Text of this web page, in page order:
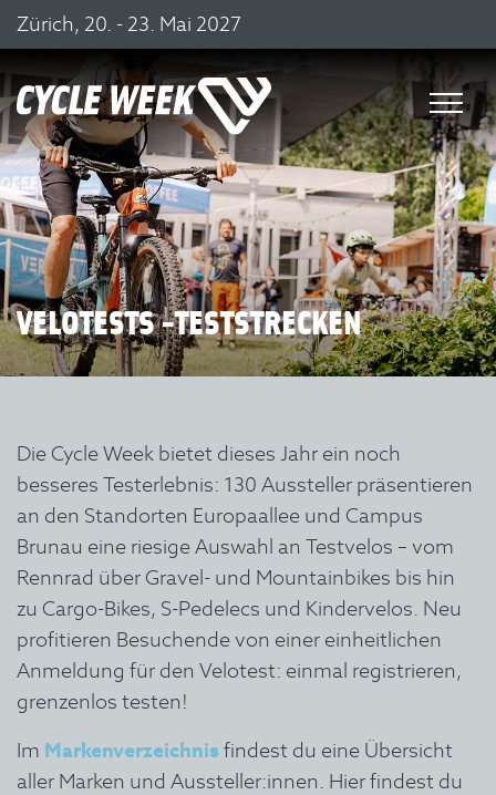
Zürich, 20. - 23. Mai 2027
VELOTESTS -TESTSTRECKEN
Die Cycle Week bietet dieses Jahr ein noch
besseres Testerlebnis: 130 Aussteller präsentieren
an den Standorten Europaallee und Campus
Brunau eine riesige Auswahl an Testvelos – vom
Rennrad über Gravel- und Mountainbikes bis hin
zu Cargo-Bikes, S-Pedelecs und Kindervelos. Neu
profitieren Besuchende von einer einheitlichen
Anmeldung für den Velotest: einmal registrieren,
grenzenlos testen!
Im Markenverzeichnisfindest du eine Übersicht
aller Marken und Aussteller:innen. Hier findest du